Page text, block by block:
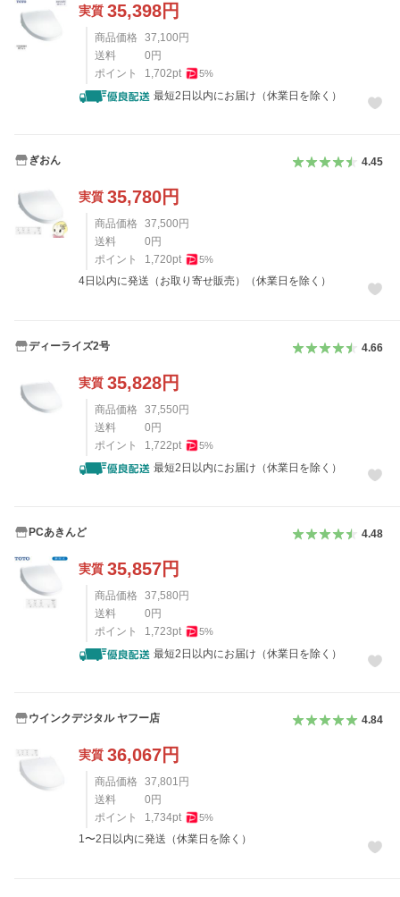
実質 35,398円
商品価格 37,100 円
送料
0 円
ポイント
1,702pt 5%
最短2日以内にお届け（休業日を除く）
ぎおん 4.45
実質 35,780円
商品価格 37,500 円
送料
0 円
ポイント
1,720pt 5%
4日以内に発送（お取り寄せ販売）（休業日を除く）
ディーライズ2号 4.66
実質 35,828円
商品価格 37,550 円
送料
0 円
ポイント
1,722pt 5%
最短2日以内にお届け（休業日を除く）
PCあきんど 4.48
実質 35,857円
商品価格 37,580 円
送料
0 円
ポイント
1,723pt 5%
最短2日以内にお届け（休業日を除く）
ウインクデジタル ヤフー店 4.84
実質 36,067円
商品価格 37,801 円
送料
0 円
ポイント
1,734pt 5%
1〜2日以内に発送（休業日を除く）